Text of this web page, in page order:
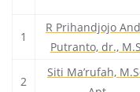
1
R Prihandjojo
Putranto, dr.,
2
Siti Ma’rufah,